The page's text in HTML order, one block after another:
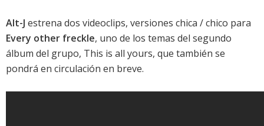
Alt-J estrena dos videoclips, versiones chica / chico para
Every other freckle, uno de los temas del segundo
álbum del grupo, This is all yours, que también se
pondrá en circulación en breve.